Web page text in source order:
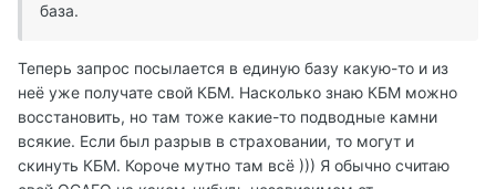
база.
Теперь запрос посылается в единую базу какую-то и из
неё уже получате свой КБМ. Насколько знаю КБМ можно
восстановить, но там тоже какие-то подводные камни
всякие. Если был разрыв в страховании, то могут и
скинуть КБМ. Короче мутно там всё ))) Я обычно считаю